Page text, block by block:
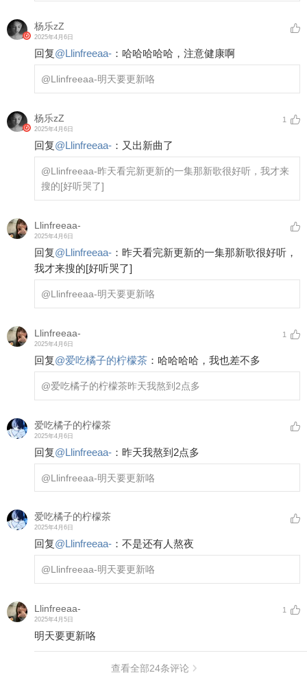
杨乐zZ
2025年4月6日
回复@Llinfreeaa- ： 哈哈哈哈哈，注意健康啊
@Llinfreeaa-明天要更新咯
杨乐zZ
2025年4月6日
1
回复@Llinfreeaa- ： 又出新曲了
@Llinfreeaa-昨天看完新更新的一集那新歌很好听，我才来
搜的[好听哭了]
Llinfreeaa-
2025年4月6日
回复@Llinfreeaa- ： 昨天看完新更新的一集那新歌很好听，
我才来搜的[好听哭了]
@Llinfreeaa-明天要更新咯
Llinfreeaa-
2025年4月6日
1
回复@爱吃橘子的柠檬茶 ： 哈哈哈哈，我也差不多
@爱吃橘子的柠檬茶昨天我熬到2点多
爱吃橘子的柠檬茶
2025年4月6日
回复@Llinfreeaa- ： 昨天我熬到2点多
@Llinfreeaa-明天要更新咯
爱吃橘子的柠檬茶
2025年4月6日
回复@Llinfreeaa- ： 不是还有人熬夜
@Llinfreeaa-明天要更新咯
Llinfreeaa-
2025年4月5日
1
明天要更新咯
查看全部24条评论